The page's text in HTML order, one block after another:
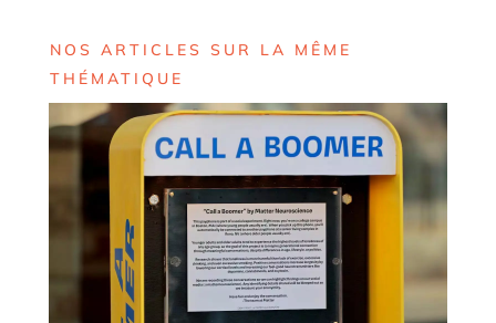
NOS ARTICLES SUR LA MÊME
THÉMATIQUE